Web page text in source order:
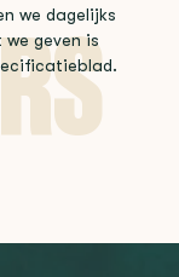
we dagelijks
geven is